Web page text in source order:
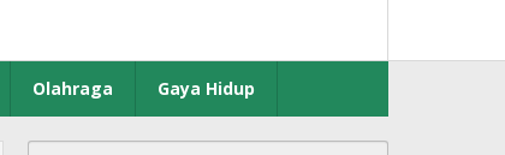
Olahraga Gaya Hidup